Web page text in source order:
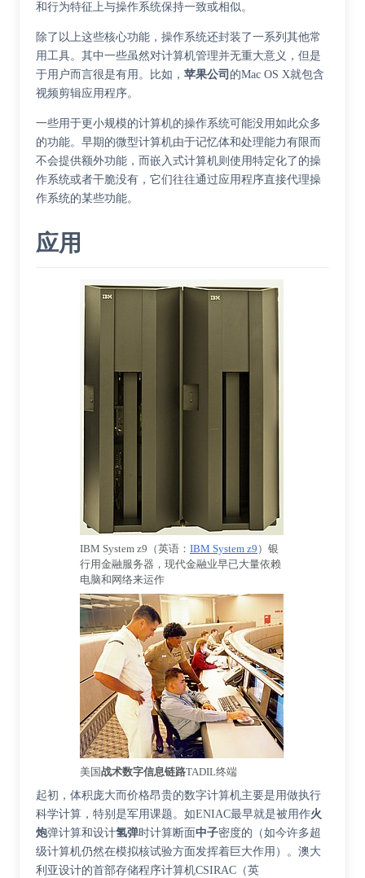
和行为特征上与操作系统保持一致或相似。
除了以上这些核心功能，操作系统还封装了一系列其他常
用工具。其中一些虽然对计算机管理并无重大意义，但是
于用户而言很是有用。比如， 苹果公司 的Mac OS X就包含
视频剪辑应用程序。
一些用于更小规模的计算机的操作系统可能没用如此众多
的功能。早期的微型计算机由于记忆体和处理能力有限而
不会提供额外功能，而嵌入式计算机则使用特定化了的操
作系统或者干脆没有，它们往往通过应用程序直接代理操
作系统的某些功能。
应用
IBM System z9 （英语 ： IBM System z9 ） 银
行用金融服务器，现代金融业早已大量依赖
电脑和网络来运作
美国战术数字信息链路TADIL终端
起初，体积庞大而价格昂贵的数字计算机主要是用做执行
科学计算，特别是军用课题。如ENIAC最早就是被用作火
炮弹计算和设计氢弹时计算断面中子密度的（如今许多超
级计算机仍然在模拟核试验方面发挥着巨大作用）。澳大
利亚设计的首部存储程序计算机CSIRAC （英